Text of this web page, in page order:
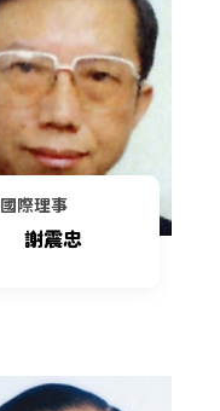
際理事
謝震忠